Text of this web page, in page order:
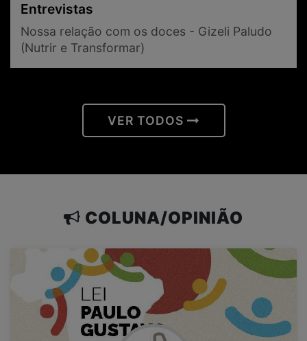
Entrevistas
Nossa relação com os doces - Gizeli Paludo
(Nutrir e Transformar)
VER TODOS
COLUNA/OPINIÃO